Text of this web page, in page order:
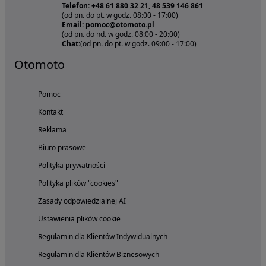
Telefon: +48 61 880 32 21, 48 539 146 861
(od pn. do pt. w godz. 08:00 - 17:00)
Email: pomoc@otomoto.pl
(od pn. do nd. w godz. 08:00 - 20:00)
Chat:(od pn. do pt. w godz. 09:00 - 17:00)
Otomoto
Pomoc
Kontakt
Reklama
Biuro prasowe
Polityka prywatności
Polityka plików "cookies"
Zasady odpowiedzialnej AI
Ustawienia plików cookie
Regulamin dla Klientów Indywidualnych
Regulamin dla Klientów Biznesowych